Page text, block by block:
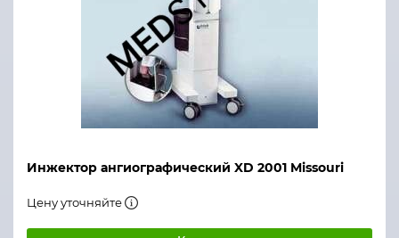
Инжектор ангиографический XD 2001 Missouri
Цену уточняйте